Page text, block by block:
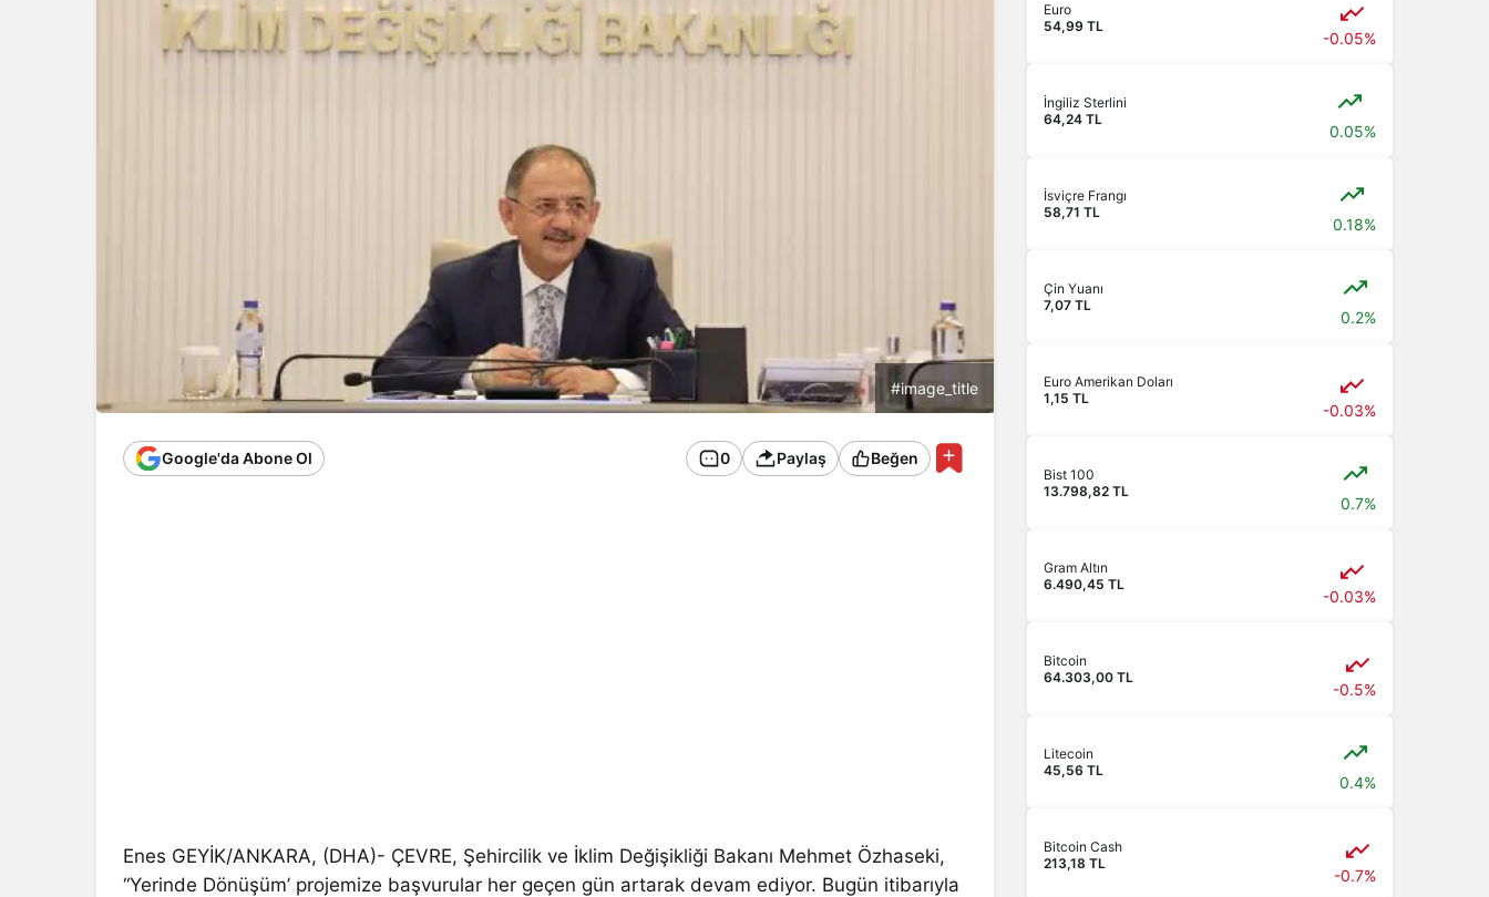
#image_title
Google'da Abone Ol 0 Paylaş Beğen
Enes GEYİK/ANKARA, (DHA)- ÇEVRE, Şehircilik ve İklim Değişikliği Bakanı Mehmet Özhaseki,
“Yerinde Dönüşüm’ projemize başvurular her geçen gün artarak devam ediyor. Bugün itibarıyla
Euro
54,99 TL
-0.05%
İngiliz Sterlini
64,24 TL
0.05%
İsviçre Frangı
58,71 TL
0.18%
Çin Yuanı
7,07 TL
0.2%
Euro Amerikan Doları
1,15 TL
-0.03%
Bist 100
13.798,82 TL
0.7%
Gram Altın
6.490,45 TL
-0.03%
Bitcoin
64.303,00 TL
-0.5%
Litecoin
45,56 TL
0.4%
Bitcoin Cash
213,18 TL
-0.7%